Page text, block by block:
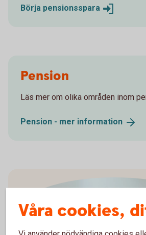
Börja pensionsspara
Pension
Läs mer om olika områden inom
Pension - mer information
Våra cookies,